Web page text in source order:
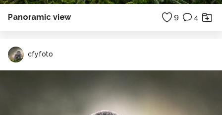
Panoramic view 9 4
cfyfoto